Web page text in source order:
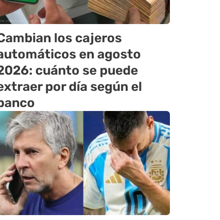
los cajeros
en agosto
cuánto se puede
por día según el